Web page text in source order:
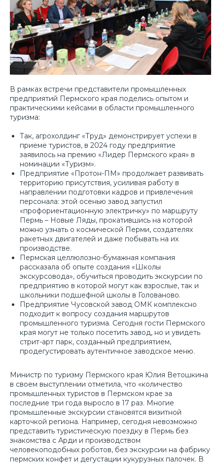
В рамках встречи представители промышленных
предприятий Пермского края поделись опытом и
практическими кейсами в области промышленного
туризма:
Так, агрохолдинг «Труд» демонстрирует успехи в
приеме туристов, в 2024 году предприятие
заявилось на премию «Лидер Пермского края» в
номинации «Туризм».
Предприятие «Протон-ПМ» продолжает развивать
территорию присутствия, усиливая работу в
направлении подготовки кадров и привлечения
персонала: этой осенью завод запустил
«профориентационную электричку» по маршруту
Пермь – Новые Ляды, прокатившись на которой
можно узнать о космической Перми, создателях
ракетных двигателей и даже побывать на их
производстве.
Пермская целлюлозно-бумажная компания
рассказала об опыте создания «Школы
экскурсовода», обучиться проводить экскурсии по
предприятию в которой могут как взрослые, так и
школьники подшефной школы в Голованово.
Предприятие Чусовской завод ОМК комплексно
подходит к вопросу создания маршрутов
промышленного туризма. Сегодня гости Пермского
края могут не только посетить завод, но и увидеть
стрит-арт парк, созданный предприятием,
продегустировать аутентичное заводское меню.
Министр по туризму Пермского края Юлия Ветошкина
в своем выступлении отметила, что «количество
промышленных туристов в Пермском крае за
последние три года выросло в 17 раз. Многие
промышленные экскурсии становятся визитной
карточкой региона. Например, сегодня невозможно
представить туристическую поездку в Пермь без
знакомства с Арди и производством
человекоподобных роботов, без экскурсии на фабрику
пермских конфет и дегустации кукурузных палочек. В